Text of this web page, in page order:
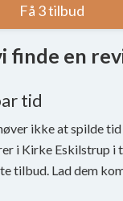
Få 3 tilbud
finde en
tid
ikke at spilde
i Kirke Eskilstrup i
tilbud. Lad dem